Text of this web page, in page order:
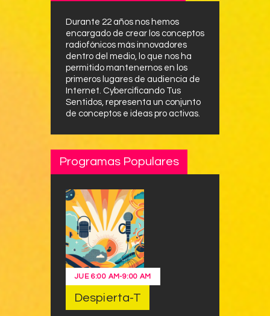
Durante 22 años nos hemos
encargado de crear los conceptos
radiofónicos más innovadores
dentro del medio, lo que nos ha
permitido mantenernos en los
primeros lugares de audiencia de
Internet. Cybercificando Tus
Sentidos, representa un conjunto
de conceptos e ideas pro activas.
Programas Populares
JUE 6:00 AM-9:00 AM
Despierta-T